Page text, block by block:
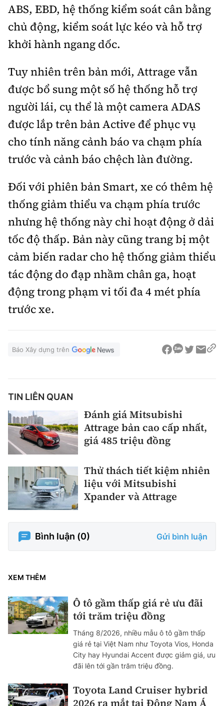
ABS, EBD, hệ thống kiểm soát cân bằng
chủ động, kiểm soát lực kéo và hỗ trợ
khởi hành ngang dốc.
Tuy nhiên trên bản mới, Attrage vẫn
được bổ sung một số hệ thống hỗ trợ
người lái, cụ thể là một camera ADAS
được lắp trên bản Active để phục vụ
cho tính năng cảnh báo va chạm phía
trước và cảnh báo chệch làn đường.
Đối với phiên bản Smart, xe có thêm hệ
thống giảm thiểu va chạm phía trước
nhưng hệ thống này chỉ hoạt động ở dải
tốc độ thấp. Bản này cũng trang bị một
cảm biến radar cho hệ thống giảm thiểu
tác động do đạp nhầm chân ga, hoạt
động trong phạm vi tối đa 4 mét phía
trước xe.
Báo Xây dựng trên
TIN LIÊN QUAN
Đánh giá Mitsubishi
Attrage bản cao cấp nhất,
giá 485 triệu đồng
Thử thách tiết kiệm nhiên
liệu với Mitsubishi
Xpander và Attrage
Bình luận (0) Gửi bình luận
XEM THÊM
Ô tô gầm thấp giá rẻ ưu đãi
tới trăm triệu đồng
Tháng 8/2026, nhiều mẫu ô tô gầm thấp
giá rẻ tại Việt Nam như Toyota Vios, Honda
City hay Hyundai Accent được giảm giá, ưu
đãi lên tới gần trăm triệu đồng.
Toyota Land Cruiser hybrid
2026 ra mắt tại Đông Nam Á